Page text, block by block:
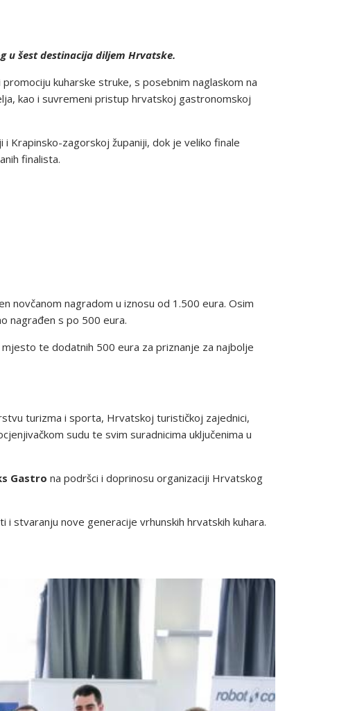
u šest destinacija diljem Hrvatske.
kuharske struke, s posebnim naglaskom na
kao i suvremeni pristup hrvatskoj gastronomskoj
i Krapinsko-zagorskoj županiji, dok je veliko finale
finalista.
novčanom nagradom u iznosu od 1.500 eura. Osim
nagrađen s po 500 eura.
te dodatnih 500 eura za priznanje za najbolje
turizma i sporta, Hrvatskoj turističkoj zajednici,
sudu te svim suradnicima uključenima u
Gastro na podršci i doprinosu organizaciji Hrvatskog
stvaranju nove generacije vrhunskih hrvatskih kuhara.